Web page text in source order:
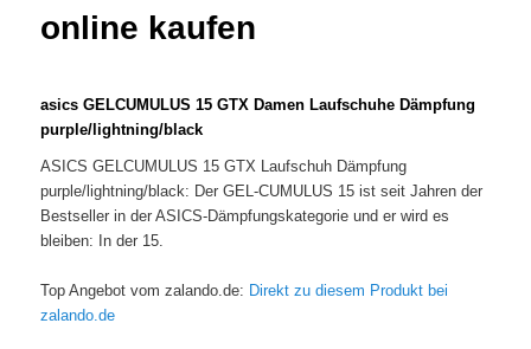
online kaufen
asics GELCUMULUS 15 GTX Damen Laufschuhe Dämpfung
purple/lightning/black
ASICS GELCUMULUS 15 GTX Laufschuh Dämpfung
purple/lightning/black: Der GEL-CUMULUS 15 ist seit Jahren der
Bestseller in der ASICS-Dämpfungskategorie und er wird es
bleiben: In der 15.
Top Angebot vom zalando.de: Direkt zu diesem Produkt bei
zalando.de